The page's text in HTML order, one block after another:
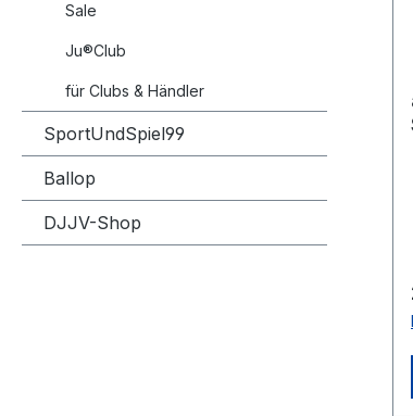
Sale
Ju®Club
für Clubs & Händler
SportUndSpiel99
Ballop
DJJV-Shop